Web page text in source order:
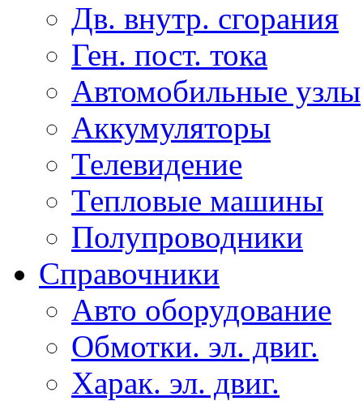
Дв. внутр. сгорания
Ген. пост. тока
Автомобильные узлы
Аккумуляторы
Телевидение
Тепловые машины
Полупроводники
Справочники
Авто оборудование
Обмотки. эл. двиг.
Харак. эл. двиг.